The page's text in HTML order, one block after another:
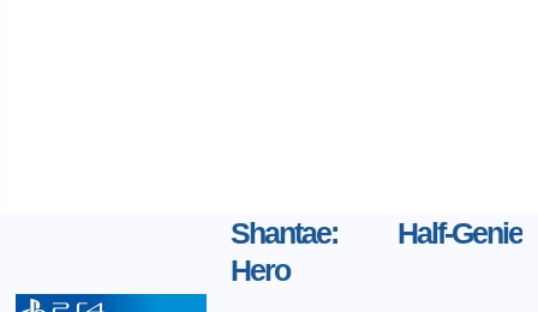
Shantae: Half-Genie
Hero